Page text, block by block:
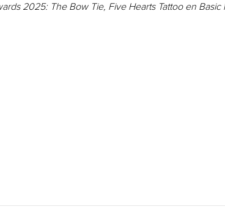
2025: The Bow Tie, Five Hearts Tattoo en Basic